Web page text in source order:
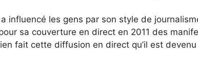
influencé les gens par son style de
sa couverture en direct en 2011 des
fait cette diffusion en direct qu’il est